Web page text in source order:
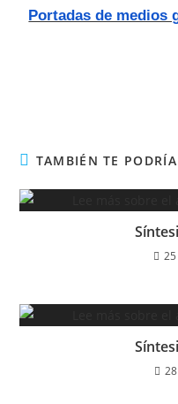
Portadas de medios
TAMBIÉN TE PODRÍA